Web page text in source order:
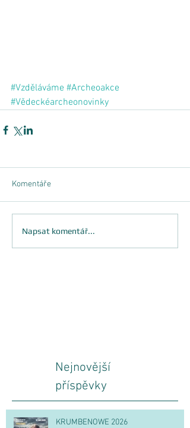
#Vzděláváme #Archeoakce
#Vědeckéarcheonovinky
Komentáře
Napsat komentář...
Nejnovější
příspěvky
KRUMBENOWE 2026